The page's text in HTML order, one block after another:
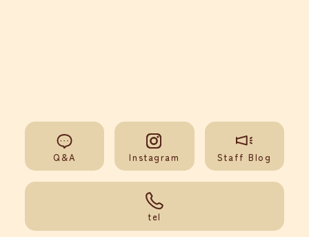
Q&A Instagram Staff Blog
tel